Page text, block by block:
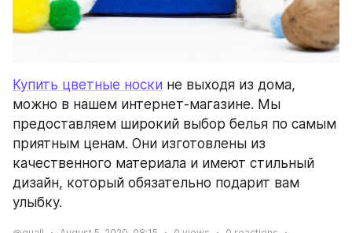
Купить цветные носки не выходя из дома,
можно в нашем интернет-магазине. Мы
предоставляем широкий выбор белья по самым
приятным ценам. Они изготовлены из
качественного материала и имеют стильный
дизайн, который обязательно подарит вам
улыбку.